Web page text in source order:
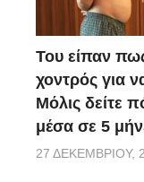
Του είπαν
χοντρός για
Μόλις δείτε
μέσα σε 5
27 ΔΕΚΕΜΒΡΊΟΥ,